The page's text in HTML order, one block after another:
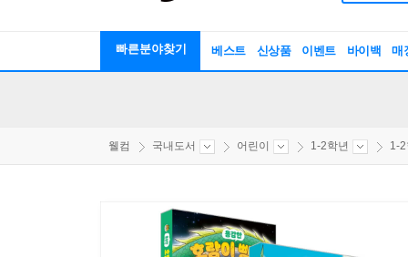
빠른분야찾기 베스트 신상품 이벤트 바이백 매
웰컴 국내도서 어린이 1-2학년 1-